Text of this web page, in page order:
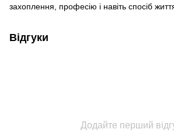
захоплення, професію і навіть спосіб
Відгуки
Додайте перший